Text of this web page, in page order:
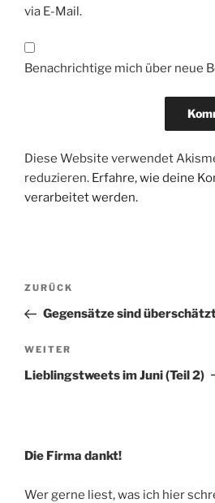
via E-Mail.
Benachrichtige mich über neue
Diese Website verwendet
reduzieren. Erfahre, wie deine
verarbeitet werden.
Beitragsnavigation
Vorheriger
Beitrag
ZURÜCK
Gegensätze sind
Nächster
Beitrag
WEITER
Lieblingstweets im Juni (Teil 2)
Die Firma dankt!
Wer gerne liest, was ich hier